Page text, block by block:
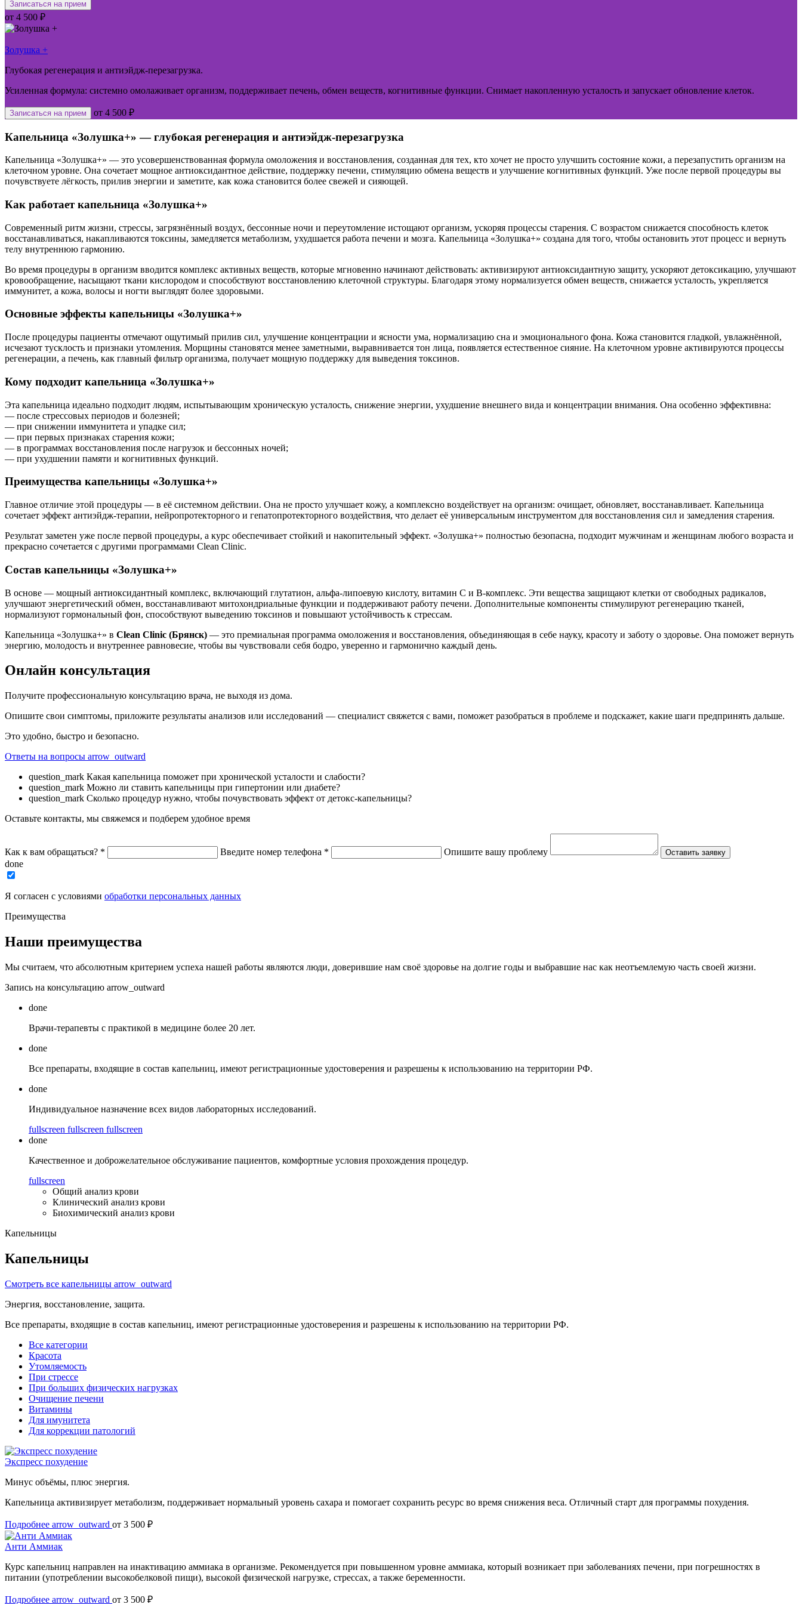
Записаться на прием
от 4 500 ₽
Золушка +
Глубокая регенерация и антиэйдж-перезагрузка.
Усиленная формула: системно омолаживает организм, поддерживает печень, обмен веществ, когнитивные функции. Снимает накопленную усталость и запускает обновление клеток.
Записаться на прием от 4 500 ₽
Капельница «Золушка+» — глубокая регенерация и антиэйдж-перезагрузка
Капельница «Золушка+» — это усовершенствованная формула омоложения и восстановления, созданная для тех, кто хочет не просто улучшить состояние кожи, а перезапустить организм на
клеточном уровне. Она сочетает мощное антиоксидантное действие, поддержку печени, стимуляцию обмена веществ и улучшение когнитивных функций. Уже после первой процедуры вы
почувствуете лёгкость, прилив энергии и заметите, как кожа становится более свежей и сияющей.
Как работает капельница «Золушка+»
Современный ритм жизни, стрессы, загрязнённый воздух, бессонные ночи и переутомление истощают организм, ускоряя процессы старения. С возрастом снижается способность клеток
восстанавливаться, накапливаются токсины, замедляется метаболизм, ухудшается работа печени и мозга. Капельница «Золушка+» создана для того, чтобы остановить этот процесс и вернуть
телу внутреннюю гармонию.
Во время процедуры в организм вводится комплекс активных веществ, которые мгновенно начинают действовать: активизируют антиоксидантную защиту, ускоряют детоксикацию, улучшают
кровообращение, насыщают ткани кислородом и способствуют восстановлению клеточной структуры. Благодаря этому нормализуется обмен веществ, снижается усталость, укрепляется
иммунитет, а кожа, волосы и ногти выглядят более здоровыми.
Основные эффекты капельницы «Золушка+»
После процедуры пациенты отмечают ощутимый прилив сил, улучшение концентрации и ясности ума, нормализацию сна и эмоционального фона. Кожа становится гладкой, увлажнённой,
исчезают тусклость и признаки утомления. Морщины становятся менее заметными, выравнивается тон лица, появляется естественное сияние. На клеточном уровне активируются процессы
регенерации, а печень, как главный фильтр организма, получает мощную поддержку для выведения токсинов.
Кому подходит капельница «Золушка+»
Эта капельница идеально подходит людям, испытывающим хроническую усталость, снижение энергии, ухудшение внешнего вида и концентрации внимания. Она особенно эффективна:
— после стрессовых периодов и болезней;
— при снижении иммунитета и упадке сил;
— при первых признаках старения кожи;
— в программах восстановления после нагрузок и бессонных ночей;
— при ухудшении памяти и когнитивных функций.
Преимущества капельницы «Золушка+»
Главное отличие этой процедуры — в её системном действии. Она не просто улучшает кожу, а комплексно воздействует на организм: очищает, обновляет, восстанавливает. Капельница
сочетает эффект антиэйдж-терапии, нейропротекторного и гепатопротекторного воздействия, что делает её универсальным инструментом для восстановления сил и замедления старения.
Результат заметен уже после первой процедуры, а курс обеспечивает стойкий и накопительный эффект. «Золушка+» полностью безопасна, подходит мужчинам и женщинам любого возраста и
прекрасно сочетается с другими программами Clean Clinic.
Состав капельницы «Золушка+»
В основе — мощный антиоксидантный комплекс, включающий глутатион, альфа-липоевую кислоту, витамин С и В-комплекс. Эти вещества защищают клетки от свободных радикалов,
улучшают энергетический обмен, восстанавливают митохондриальные функции и поддерживают работу печени. Дополнительные компоненты стимулируют регенерацию тканей,
нормализуют гормональный фон, способствуют выведению токсинов и повышают устойчивость к стрессам.
Капельница «Золушка+» в Clean Clinic (Брянск) — это премиальная программа омоложения и восстановления, объединяющая в себе науку, красоту и заботу о здоровье. Она поможет вернуть
энергию, молодость и внутреннее равновесие, чтобы вы чувствовали себя бодро, уверенно и гармонично каждый день.
Онлайн консультация
Получите профессиональную консультацию врача, не выходя из дома.
Опишите свои симптомы, приложите результаты анализов или исследований — специалист свяжется с вами, поможет разобраться в проблеме и подскажет, какие шаги предпринять дальше.
Это удобно, быстро и безопасно.
Ответы на вопросы arrow_outward
question_mark Какая капельница поможет при хронической усталости и слабости?
question_mark Можно ли ставить капельницы при гипертонии или диабете?
question_mark Сколько процедур нужно, чтобы почувствовать эффект от детокс-капельницы?
Оставьте контакты, мы свяжемся и подберем удобное время
Как к вам обращаться? * Введите номер телефона * Опишите вашу проблему Оставить заявку
done
Я согласен с условиями обработки персональных данных
Преимущества
Наши преимущества
Мы считаем, что абсолютным критерием успеха нашей работы являются люди, доверившие нам своё здоровье на долгие годы и выбравшие нас как неотъемлемую часть своей жизни.
Запись на консультацию arrow_outward
done
Врачи-терапевты с практикой в медицине более 20 лет.
done
Все препараты, входящие в состав капельниц, имеют регистрационные удостоверения и разрешены к использованию на территории РФ.
done
Индивидуальное назначение всех видов лабораторных исследований.
fullscreen fullscreen fullscreen
done
Качественное и доброжелательное обслуживание пациентов, комфортные условия прохождения процедур.
fullscreen
Общий анализ крови
Клинический анализ крови
Биохимический анализ крови
Капельницы
Капельницы
Смотреть все капельницы arrow_outward
Энергия, восстановление, защита.
Все препараты, входящие в состав капельниц, имеют регистрационные удостоверения и разрешены к использованию на территории РФ.
Все категории
Красота
Утомляемость
При стрессе
При больших физических нагрузках
Очищение печени
Витамины
Для имунитета
Для коррекции патологий
Экспресс похудение
Минус объёмы, плюс энергия.
Капельница активизирует метаболизм, поддерживает нормальный уровень сахара и помогает сохранить ресурс во время снижения веса. Отличный старт для программы похудения.
Подробнее arrow_outward от 3 500 ₽
Анти Аммиак
Курс капельниц направлен на инактивацию аммиака в организме. Рекомендуется при повышенном уровне аммиака, который возникает при заболеваниях печени, при погрешностях в
питании (употреблении высокобелковой пищи), высокой физической нагрузке, стрессах, а также беременности.
Подробнее arrow_outward от 3 500 ₽